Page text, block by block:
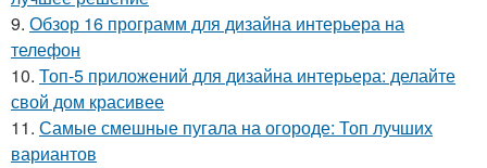
9. Обзор 16 программ для дизайна интерьера на
телефон
10. Топ-5 приложений для дизайна интерьера: делайте
свой дом красивее
11. Самые смешные пугала на огороде: Топ лучших
вариантов